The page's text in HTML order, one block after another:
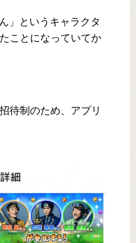
」というキャラクタ
ことになっていてか
待制のため、アプリ